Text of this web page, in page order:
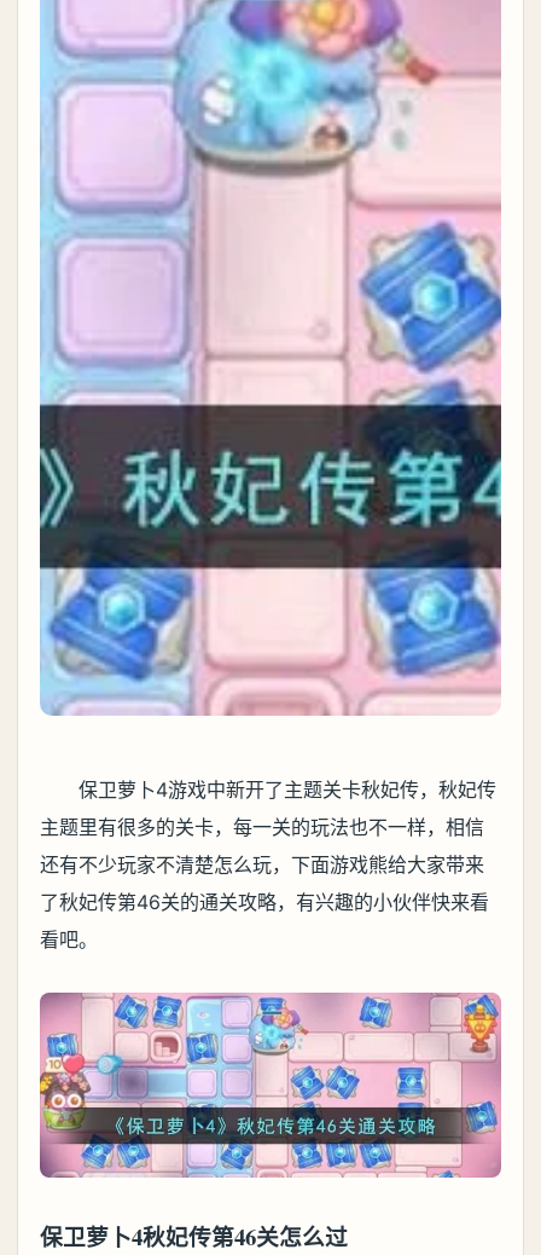
保卫萝卜4游戏中新开了主题关卡秋妃传，秋妃传
主题里有很多的关卡，每一关的玩法也不一样，相信
还有不少玩家不清楚怎么玩，下面游戏熊给大家带来
了秋妃传第46关的通关攻略，有兴趣的小伙伴快来看
看吧。
保卫萝卜4秋妃传第46关怎么过